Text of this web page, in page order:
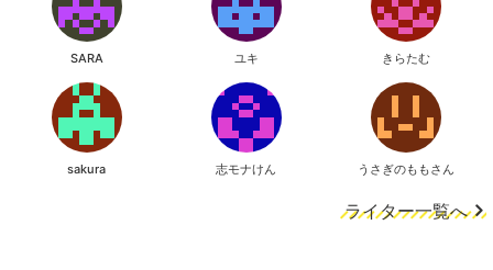
SARA ユキ きらたむ
sakura 志モナけん うさぎのももさん
ライター一覧へ